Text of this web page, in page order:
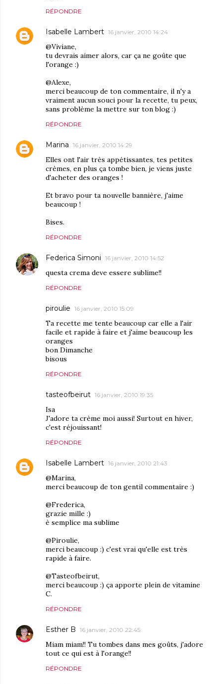
RÉPONDRE
Isabelle Lambert 16 janvier, 2010 14:24
@Viviane,
tu devrais aimer alors, car ça ne goûte que
l'orange :)
@Alexe,
merci beaucoup de ton commentaire, il n'y a
vraiment aucun souci pour la recette, tu peux,
sans problème la mettre sur ton blog :)
RÉPONDRE
Marina 16 janvier, 2010 14:29
Elles ont l'air très appétissantes, tes petites
crèmes, en plus ça tombe bien, je viens juste
d'acheter des oranges !
Et bravo pour ta nouvelle bannière, j'aime
beaucoup !
Bises.
RÉPONDRE
Federica Simoni 16 janvier, 2010 14:52
questa crema deve essere sublime!!
RÉPONDRE
piroulie 16 janvier, 2010 15:09
Ta recette me tente beaucoup car elle a l'air
facile et rapide à faire et j'aime beaucoup les
oranges
bon Dimanche
bisous
RÉPONDRE
tasteofbeirut 16 janvier, 2010 19:35
Isa
J'adore ta crème moi aussi! Surtout en hiver,
c'est réjouissant!
RÉPONDRE
Isabelle Lambert 16 janvier, 2010 21:43
@Marina,
merci beaucoup de ton gentil commentaire :)
@Frederica,
grazie mille :)
è semplice ma sublime
@Piroulie,
merci beaucoup :) c'est vrai qu'elle est très
rapide à faire.
@Tasteofbeirut,
merci beaucoup :) ça apporte plein de vitamine
C.
RÉPONDRE
Esther B 16 janvier, 2010 22:45
Miam miam!! Tu tombes dans mes goûts, j'adore
tout ce qui est à l'orange!!
RÉPONDRE